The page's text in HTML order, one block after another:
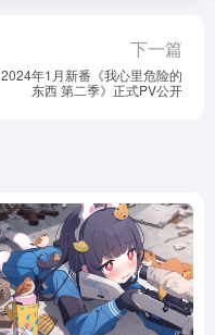
下一篇
2024年1月新番《我心里危险的
东西 第二季》正式PV公开